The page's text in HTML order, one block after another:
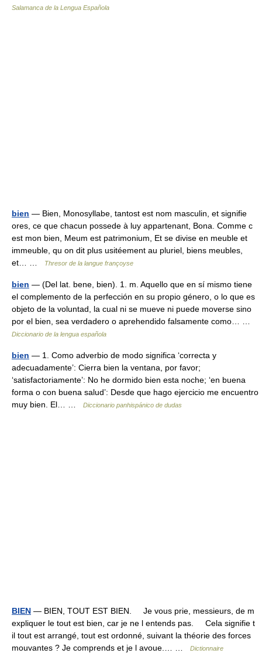
Salamanca de la Lengua Española
bien — Bien, Monosyllabe, tantost est nom masculin, et signifie
ores, ce que chacun possede à luy appartenant, Bona. Comme c
est mon bien, Meum est patrimonium, Et se divise en meuble et
immeuble, qu on dit plus usitéement au pluriel, biens meubles,
et… …
Thresor de la langue françoyse
bien — (Del lat. bene, bien). 1. m. Aquello que en sí mismo tiene
el complemento de la perfección en su propio género, o lo que es
objeto de la voluntad, la cual ni se mueve ni puede moverse sino
por el bien, sea verdadero o aprehendido falsamente como… …
Diccionario de la lengua española
bien — 1. Como adverbio de modo significa ‘correcta y
adecuadamente’: Cierra bien la ventana, por favor;
‘satisfactoriamente’: No he dormido bien esta noche; ‘en buena
forma o con buena salud’: Desde que hago ejercicio me encuentro
muy bien. El… …
Diccionario panhispánico de dudas
BIEN — BIEN, TOUT EST BIEN. Je vous prie, messieurs, de m
expliquer le tout est bien, car je ne l entends pas. Cela signifie t
il tout est arrangé, tout est ordonné, suivant la théorie des forces
mouvantes ? Je comprends et je l avoue.… …
Dictionnaire